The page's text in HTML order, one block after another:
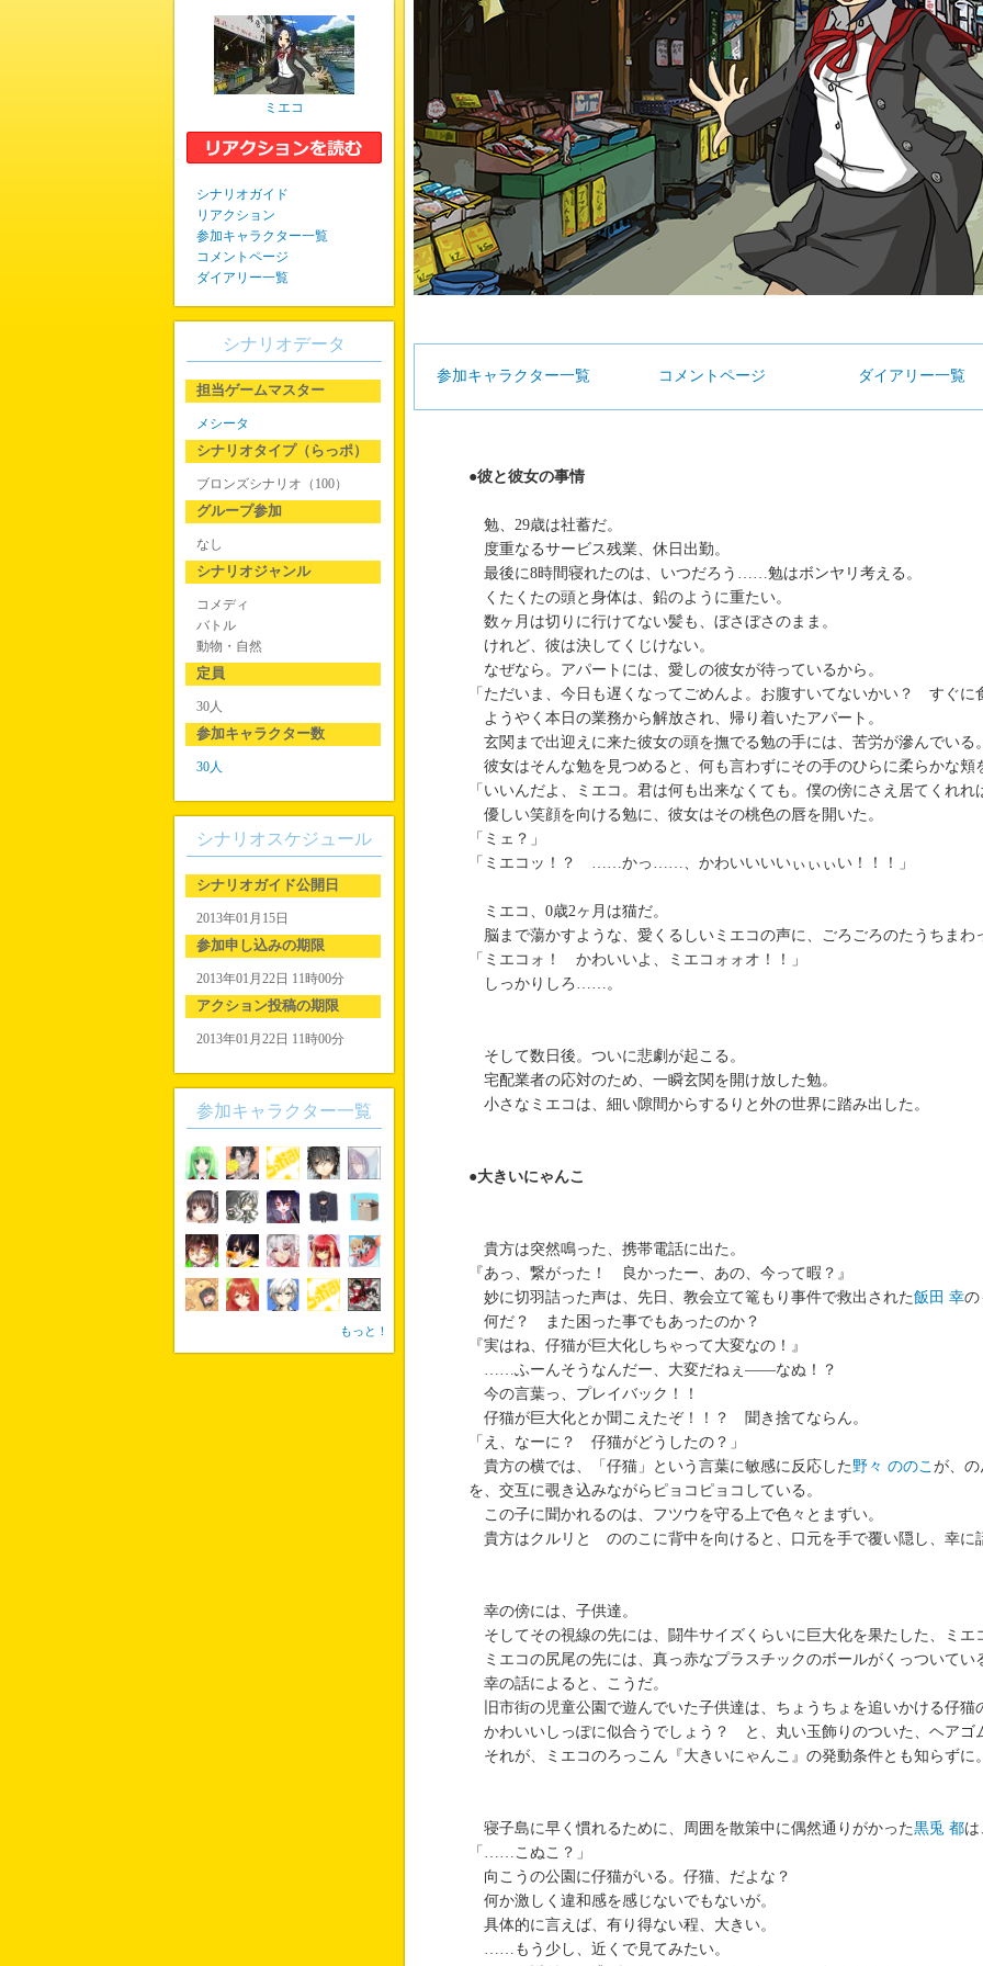
参加キャラクター一覧 コメントページ ダイアリー一覧
●彼と彼女の事情
勉、29歳は社蓄だ。
度重なるサービス残業、休日出勤。
最後に8時間寝れたのは、いつだろう……勉はボンヤリ考える。
くたくたの頭と身体は、鉛のように重たい。
数ヶ月は切りに行けてない髪も、ぼさぼさのまま。
けれど、彼は決してくじけない。
なぜなら。アパートには、愛しの彼女が待っているから。
「ただいま、今日も遅くなってごめんよ。お腹すいてないかい？ すぐに
ようやく本日の業務から解放され、帰り着いたアパート。
玄関まで出迎えに来た彼女の頭を撫でる勉の手には、苦労が滲んでいる
彼女はそんな勉を見つめると、何も言わずにその手のひらに柔らかな頬
「いいんだよ、ミエコ。君は何も出来なくても。僕の傍にさえ居てくれ
優しい笑顔を向ける勉に、彼女はその桃色の唇を開いた。
「ミェ？」
「ミエコッ！？ ……かっ……、かわいいいいぃぃぃい！！！」
ミエコ、0歳2ヶ月は猫だ。
脳まで蕩かすような、愛くるしいミエコの声に、ごろごろのたうちまわ
「ミエコォ！ かわいいよ、ミエコォォオ！！」
しっかりしろ……。
そして数日後。ついに悲劇が起こる。
宅配業者の応対のため、一瞬玄関を開け放した勉。
小さなミエコは、細い隙間からするりと外の世界に踏み出した。
●大きいにゃんこ
貴方は突然鳴った、携帯電話に出た。
『あっ、繋がった！ 良かったー、あの、今って暇？』
妙に切羽詰った声は、先日、教会立て篭もり事件で救出された飯田 幸の
何だ？ また困った事でもあったのか？
『実はね、仔猫が巨大化しちゃって大変なの！』
……ふーんそうなんだー、大変だねぇ――なぬ！？
今の言葉っ、プレイバック！！
仔猫が巨大化とか聞こえたぞ！！？ 聞き捨てならん。
「え、なーに？ 仔猫がどうしたの？」
貴方の横では、「仔猫」という言葉に敏感に反応した野々 ののこ が、
を、交互に覗き込みながらピョコピョコしている。
この子に聞かれるのは、フツウを守る上で色々とまずい。
貴方はクルリと ののこに背中を向けると、口元を手で覆い隠し、幸に
幸の傍には、子供達。
そしてその視線の先には、闘牛サイズくらいに巨大化を果たした、ミエ
ミエコの尻尾の先には、真っ赤なプラスチックのボールがくっついてい
幸の話によると、こうだ。
旧市街の児童公園で遊んでいた子供達は、ちょうちょを追いかける仔猫
かわいいしっぽに似合うでしょう？ と、丸い玉飾りのついた、ヘアゴ
それが、ミエコのろっこん『大きいにゃんこ』の発動条件とも知らずに
寝子島に早く慣れるために、周囲を散策中に偶然通りがかった黒兎 都
「……こぬこ？」
向こうの公園に仔猫がいる。仔猫、だよな？
何か激しく違和感を感じないでもないが。
具体的に言えば、有り得ない程、大きい。
……もう少し、近くで見てみたい。
ミエコ
シナリオガイド
リアクション
参加キャラクター一覧
コメントページ
ダイアリー一覧
シナリオデータ
担当ゲームマスター
メシータ
シナリオタイプ（らっポ）
ブロンズシナリオ（100）
グループ参加
なし
シナリオジャンル
コメディ
バトル
動物・自然
定員
30人
参加キャラクター数
30人
シナリオスケジュール
シナリオガイド公開日
2013年01月15日
参加申し込みの期限
2013年01月22日 11時00分
アクション投稿の期限
2013年01月22日 11時00分
参加キャラクター一覧
もっと！